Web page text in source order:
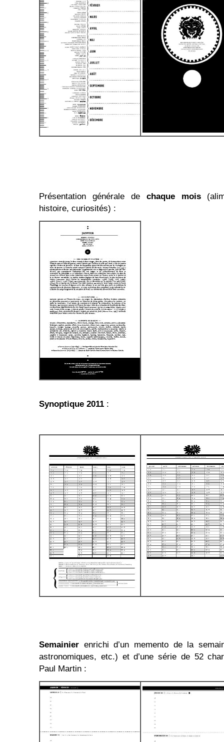
Présentation générale de chaque mois
histoire, curiosités) :
Synoptique 2011 :
Semainier enrichi d’un memento de la
astronomiques, etc.) et d’une série de 52
Paul Martin :